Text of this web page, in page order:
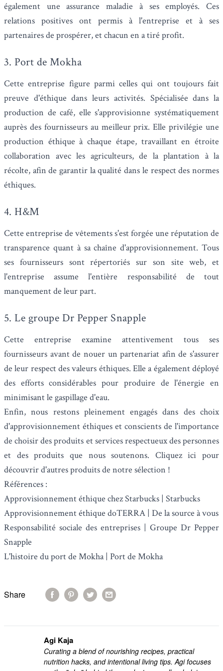
également une assurance maladie à ses employés. Ces
relations positives ont permis à l'entreprise et à ses
partenaires de prospérer, et chacun en a tiré profit.
3. Port de Mokha
Cette entreprise figure parmi celles qui ont toujours fait
preuve d'éthique dans leurs activités. Spécialisée dans la
production de café, elle s'approvisionne systématiquement
auprès des fournisseurs au meilleur prix. Elle privilégie une
production éthique à chaque étape, travaillant en étroite
collaboration avec les agriculteurs, de la plantation à la
récolte, afin de garantir la qualité dans le respect des normes
éthiques.
4. H&M
Cette entreprise de vêtements s'est forgée une réputation de
transparence quant à sa chaîne d'approvisionnement. Tous
ses fournisseurs sont répertoriés sur son site web, et
l'entreprise assume l'entière responsabilité de tout
manquement de leur part.
5. Le groupe Dr Pepper Snapple
Cette entreprise examine attentivement tous ses
fournisseurs avant de nouer un partenariat afin de s'assurer
de leur respect des valeurs éthiques. Elle a également déployé
des efforts considérables pour produire de l'énergie en
minimisant le gaspillage d'eau.
Enfin, nous restons pleinement engagés dans des choix
d'approvisionnement éthiques et conscients de l'importance
de choisir des produits et services respectueux des personnes
et des produits que nous soutenons. Cliquez ici pour
découvrird'autres produits de notre sélection !
Références :
Approvisionnement éthique chez Starbucks | Starbucks
Approvisionnement éthique doTERRA | De la source à vous
Responsabilité sociale des entreprises | Groupe Dr Pepper
Snapple
L'histoire du port de Mokha | Port de Mokha
Share
Agi Kaja
Curating a blend of nourishing recipes, practical
nutrition hacks, and intentional living tips. Agi focuses